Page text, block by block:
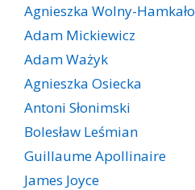
Agnieszka Wolny-Hamkało
Adam Mickiewicz
Adam Ważyk
Agnieszka Osiecka
Antoni Słonimski
Bolesław Leśmian
Guillaume Apollinaire
James Joyce